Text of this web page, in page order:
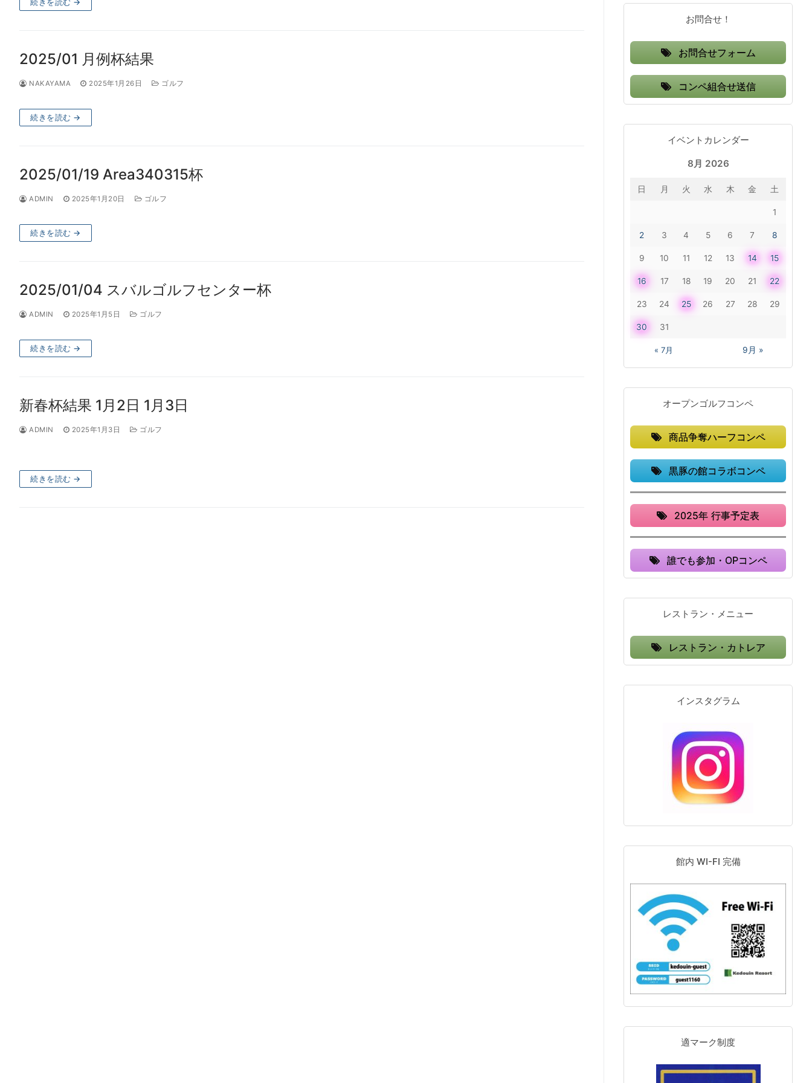
続きを読む →
2025/01 月例杯結果
NAKAYAMA 2025年1月26日 ゴルフ
続きを読む →
2025/01/19 Area340315杯
ADMIN 2025年1月20日 ゴルフ
続きを読む →
2025/01/04 スバルゴルフセンター杯
ADMIN 2025年1月5日 ゴルフ
続きを読む →
新春杯結果 1月2日 1月3日
ADMIN 2025年1月3日 ゴルフ
続きを読む →
お問合せ！
お問合せフォーム
コンペ組合せ送信
イベントカレンダー
8月 2026
日 月 火 水 木 金 土
1
2 3 4 5 6 7 8
9 10 11 12 13 14 15
16 17 18 19 20 21 22
23 24 25 26 27 28 29
30 31
« 7月 9月 »
オープンゴルフコンペ
商品争奪ハーフコンペ
黒豚の館コラボコンペ
2025年 行事予定表
誰でも参加・OPコンペ
レストラン・メニュー
レストラン・カトレア
インスタグラム
館内 WI-FI 完備
適マーク制度